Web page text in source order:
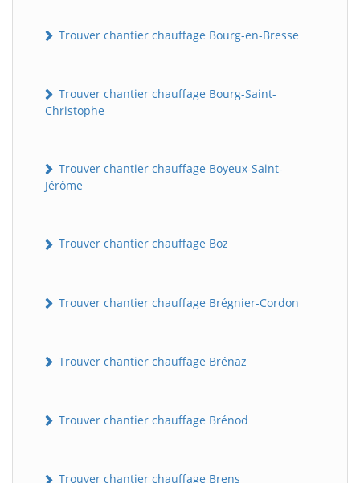
Trouver chantier chauffage Bourg-en-Bresse
Trouver chantier chauffage Bourg-Saint-
Christophe
Trouver chantier chauffage Boyeux-Saint-
Jérôme
Trouver chantier chauffage Boz
Trouver chantier chauffage Brégnier-Cordon
Trouver chantier chauffage Brénaz
Trouver chantier chauffage Brénod
Trouver chantier chauffage Brens